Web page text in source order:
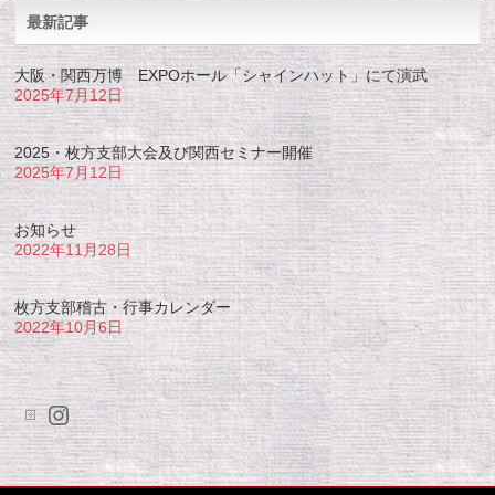
最新記事
大阪・関西万博 EXPOホール「シャインハット」にて演武
2025年7月12日
2025・枚方支部大会及び関西セミナー開催
2025年7月12日
お知らせ
2022年11月28日
枚方支部稽古・行事カレンダー
2022年10月6日
Instagram